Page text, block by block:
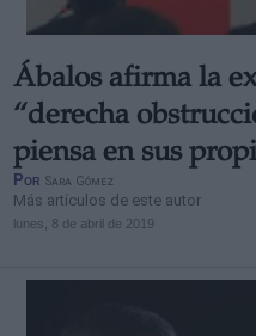
Ábalos afirma la
“derecha
piensa en sus
Por Sara Gómez
Más artículos de este autor
lunes, 8 de abril de 2019